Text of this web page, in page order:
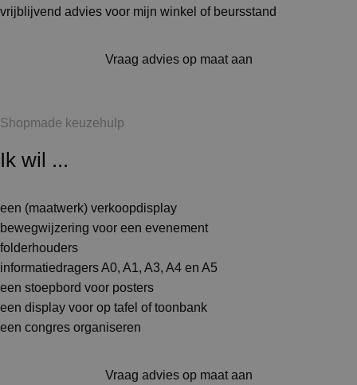
vrijblijvend advies voor mijn winkel of beursstand
Vraag advies op maat aan
Shopmade keuzehulp
Ik wil ...
een (maatwerk) verkoopdisplay
bewegwijzering voor een evenement
folderhouders
informatiedragers A0, A1, A3, A4 en A5
een stoepbord voor posters
een display voor op tafel of toonbank
een congres organiseren
Vraag advies op maat aan